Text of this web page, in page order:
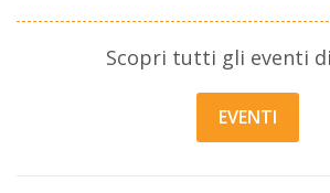
Scopri tutti gli eventi
EVENTI